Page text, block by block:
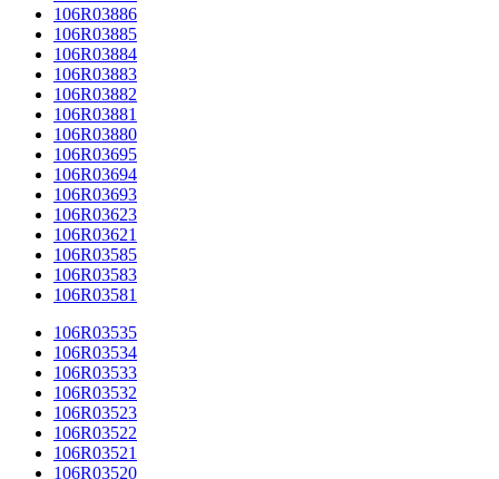
106R03886
106R03885
106R03884
106R03883
106R03882
106R03881
106R03880
106R03695
106R03694
106R03693
106R03623
106R03621
106R03585
106R03583
106R03581
106R03535
106R03534
106R03533
106R03532
106R03523
106R03522
106R03521
106R03520